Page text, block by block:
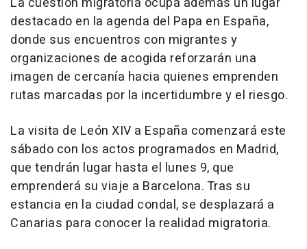
destacado en la agenda del Papa en España,
donde sus encuentros con migrantes y
organizaciones de acogida reforzarán una
imagen de cercanía hacia quienes emprenden
rutas marcadas por la incertidumbre y el riesgo.
La visita de León XIV a España comenzará este
sábado con los actos programados en Madrid,
que tendrán lugar hasta el lunes 9, que
emprenderá su viaje a Barcelona. Tras su
estancia en la ciudad condal, se desplazará a
Canarias para conocer la realidad migratoria.